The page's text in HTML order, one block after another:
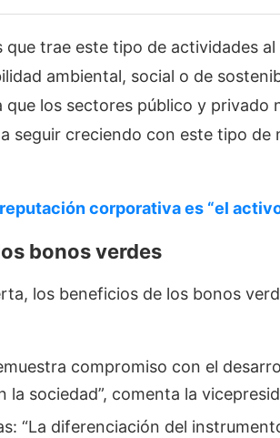
que trae este tipo de actividades
ambiental, social o de
que los sectores público y privado
seguir creciendo con este tipo de
corporativa es “el
bonos verdes
los beneficios de los bonos
compromiso con el
la sociedad”, comenta la
“La diferenciación del